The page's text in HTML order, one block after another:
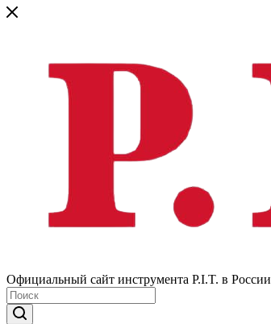
Официальный сайт инструмента P.I.T. в России